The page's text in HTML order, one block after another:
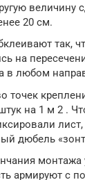
величину
20 см.
так,
на
в любом
точек
на 1 м 2 .
лист,
дюбель
монтажа
армируют с